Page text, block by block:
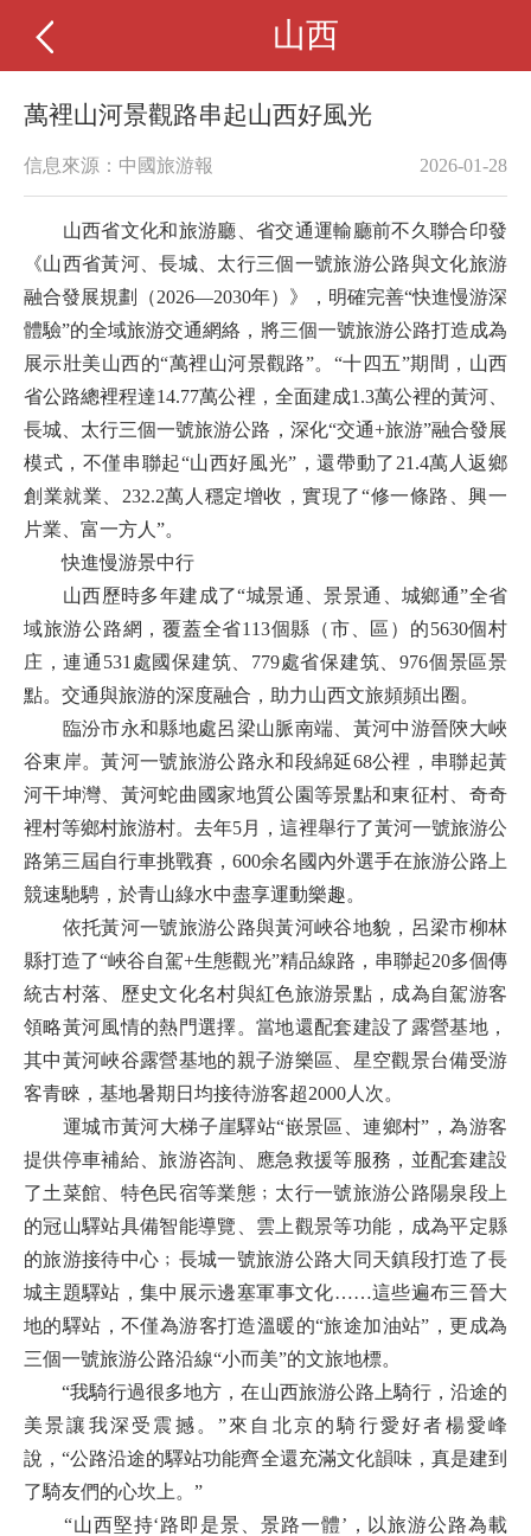
山西
萬裡山河景觀路串起山西好風光
信息來源：中國旅游報 2026-01-28
山西省文化和旅游廳、省交通運輸廳前不久聯合印發
《山西省黃河、長城、太行三個一號旅游公路與文化旅游
融合發展規劃（2026—2030年）》，明確完善“快進慢游深
體驗”的全域旅游交通網絡，將三個一號旅游公路打造成為
展示壯美山西的“萬裡山河景觀路”。“十四五”期間，山西
省公路總裡程達14.77萬公裡，全面建成1.3萬公裡的黃河、
長城、太行三個一號旅游公路，深化“交通+旅游”融合發展
模式，不僅串聯起“山西好風光”，還帶動了21.4萬人返鄉
創業就業、232.2萬人穩定增收，實現了“修一條路、興一
片業、富一方人”。
快進慢游景中行
山西歷時多年建成了“城景通、景景通、城鄉通”全省
域旅游公路網，覆蓋全省113個縣（市、區）的5630個村
庄，連通531處國保建筑、779處省保建筑、976個景區景
點。交通與旅游的深度融合，助力山西文旅頻頻出圈。
臨汾市永和縣地處呂梁山脈南端、黃河中游晉陝大峽
谷東岸。黃河一號旅游公路永和段綿延68公裡，串聯起黃
河干坤灣、黃河蛇曲國家地質公園等景點和東征村、奇奇
裡村等鄉村旅游村。去年5月，這裡舉行了黃河一號旅游公
路第三屆自行車挑戰賽，600余名國內外選手在旅游公路上
競速馳騁，於青山綠水中盡享運動樂趣。
依托黃河一號旅游公路與黃河峽谷地貌，呂梁市柳林
縣打造了“峽谷自駕+生態觀光”精品線路，串聯起20多個傳
統古村落、歷史文化名村與紅色旅游景點，成為自駕游客
領略黃河風情的熱門選擇。當地還配套建設了露營基地，
其中黃河峽谷露營基地的親子游樂區、星空觀景台備受游
客青睞，基地暑期日均接待游客超2000人次。
運城市黃河大梯子崖驛站“嵌景區、連鄉村”，為游客
提供停車補給、旅游咨詢、應急救援等服務，並配套建設
了土菜館、特色民宿等業態﹔太行一號旅游公路陽泉段上
的冠山驛站具備智能導覽、雲上觀景等功能，成為平定縣
的旅游接待中心﹔長城一號旅游公路大同天鎮段打造了長
城主題驛站，集中展示邊塞軍事文化……這些遍布三晉大
地的驛站，不僅為游客打造溫暖的“旅途加油站”，更成為
三個一號旅游公路沿線“小而美”的文旅地標。
“我騎行過很多地方，在山西旅游公路上騎行，沿途的
美景讓我深受震撼。”來自北京的騎行愛好者楊愛峰
說，“公路沿途的驛站功能齊全還充滿文化韻味，真是建到
了騎友們的心坎上。”
“山西堅持‘路即是景、景路一體’，以旅游公路為載